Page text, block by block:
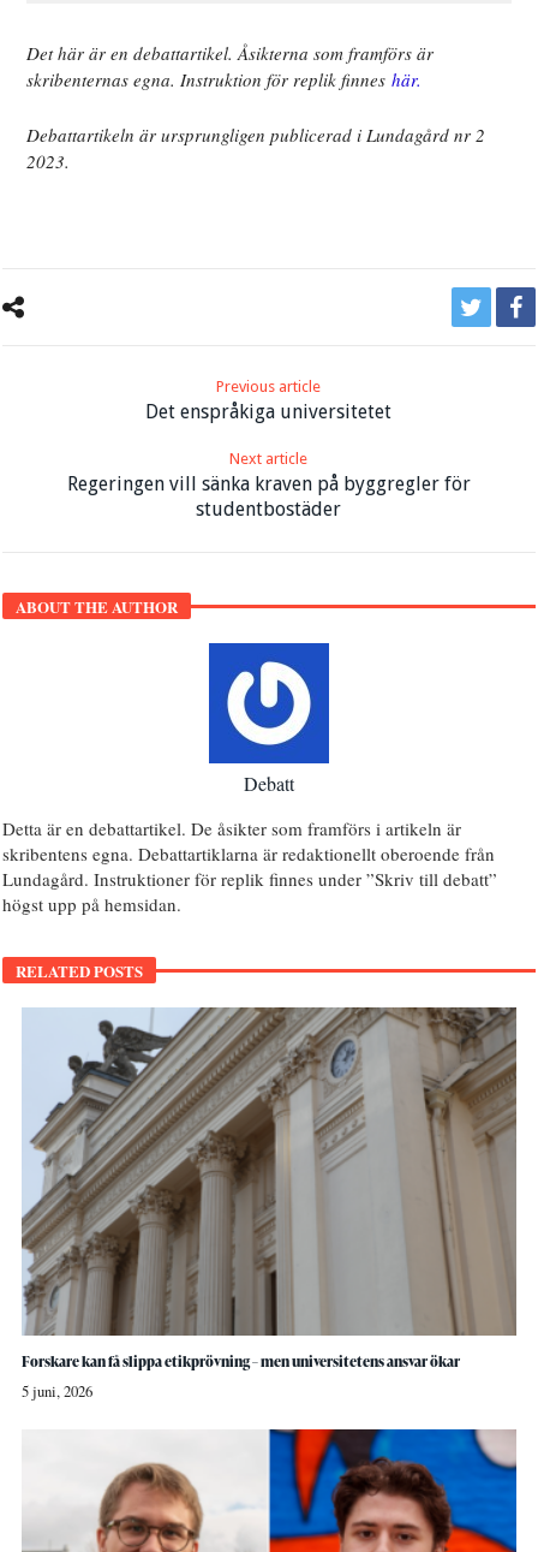
Det här är en debattartikel. Åsikterna som framförs är
skribenternas egna. Instruktion för replik finneshär.
Debattartikeln är ursprungligen publicerad i Lundagård nr 2
2023.
Previous article
Det enspråkiga universitetet
Next article
Regeringen vill sänka kraven på byggregler för
studentbostäder
ABOUT THE AUTHOR
Debatt
Detta är en debattartikel. De åsikter som framförs i artikeln är
skribentens egna. Debattartiklarna är redaktionellt oberoende från
Lundagård. Instruktioner för replik finnes under ”Skriv till debatt”
högst upp på hemsidan.
RELATED POSTS
Forskare kan få slippa etikprövning – men universitetens ansvar ökar
5 juni, 2026